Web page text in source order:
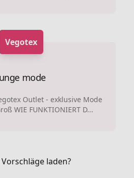
Vegotex
mode
Outlet - exklusive Mode
WIE FUNKTIONIERT D...
laden?